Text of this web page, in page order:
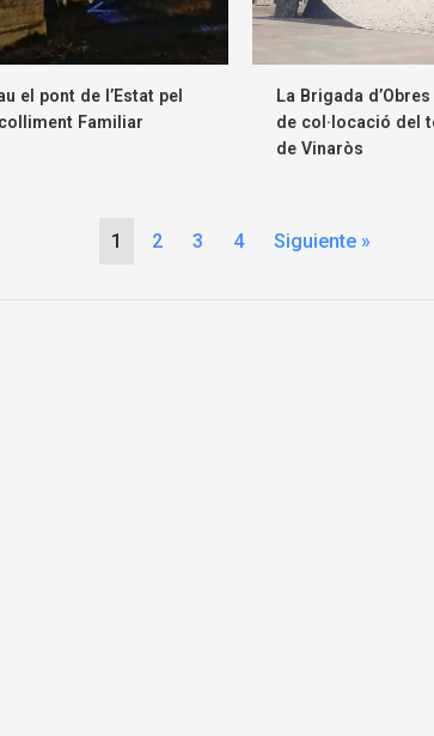
el pont de l’Estat pel
Familiar
La Brigada
de col·locació del
de Vinaròs
1 2 3 4 Siguiente »